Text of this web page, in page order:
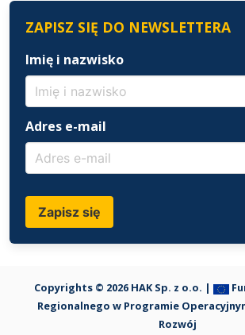
ZAPISZ SIĘ DO NEWSLETTERA
Imię i nazwisko
Adres e-mail
Zapisz się
Copyrights © 2026 HAK Sp. z o.o. |
Regionalnego w Programie
Rozwój